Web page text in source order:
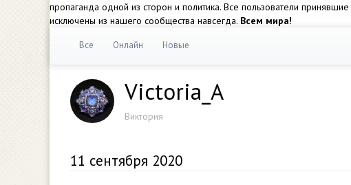
пропаганда одной из сторон и политика. Все пользователи
исключены из нашего сообщества навсегда. Всем мира!
Все Онлайн Новые
Victoria_A
Виктория
11 сентября 2020